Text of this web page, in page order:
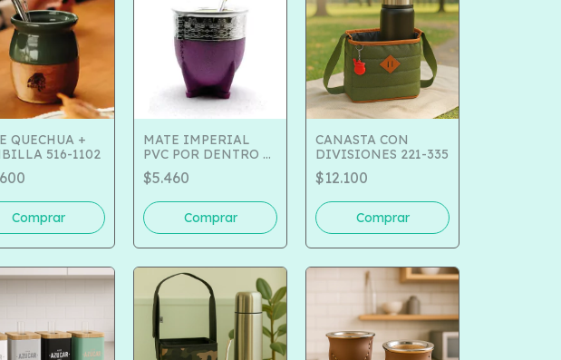
QUECHUA +
516-1102
MATE IMPERIAL
PVC POR DENTRO Y
FUERA COD 501-
1300
$5.460
CANASTA CON
DIVISIONES 221-335
$12.100